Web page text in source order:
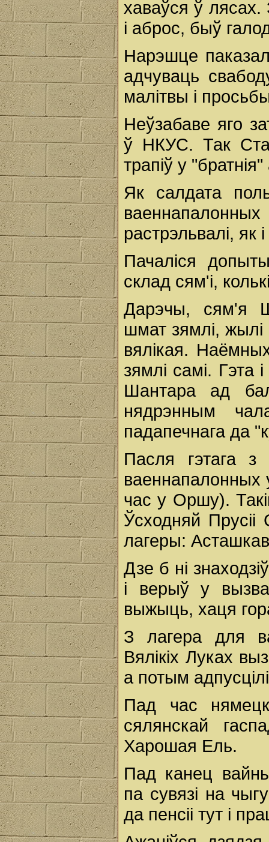
хаваўся ў лясах.
і аброс, быў
Нарэшце
адчуваць
малітвы і
Неўзабаве яго
ў НКУС. Так
трапіў у
Як салдата
растрэльвалі, як
Пачаліся
склад сям'і,
Дарэчы, сям'я
шмат зямлі,
вялікая.
зямлі самі.
Шантара ад
нядрэнным
падапечнага да
Пасля гэтага з
ваеннапалонных у
час у Оршу).
Ўсходняй
лагеры:
Дзе б ні
і верыў у
выжыць, хаця
З лагера для
Вялікіх Луках
а потым
Пад час
сялянскай
Харошая Ель.
Пад канец
па сувязі на
да пенсіі тут і